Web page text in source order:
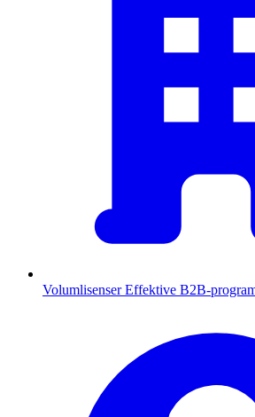
Volumlisenser Effektive B2B-